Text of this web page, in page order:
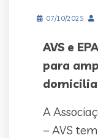
07/10/2025
AVS e
para
A
– AVS